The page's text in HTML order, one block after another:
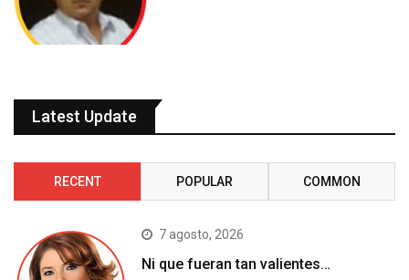
Latest Update
RECENT POPULAR COMMON
7 agosto, 2026
Ni que fueran tan valientes…